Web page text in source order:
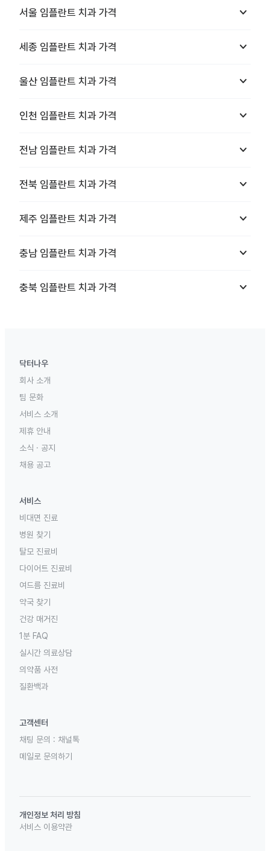
서울 임플란트 치과 가격 keyboard_arrow_down
세종 임플란트 치과 가격 keyboard_arrow_down
울산 임플란트 치과 가격 keyboard_arrow_down
인천 임플란트 치과 가격 keyboard_arrow_down
전남 임플란트 치과 가격 keyboard_arrow_down
전북 임플란트 치과 가격 keyboard_arrow_down
제주 임플란트 치과 가격 keyboard_arrow_down
충남 임플란트 치과 가격 keyboard_arrow_down
충북 임플란트 치과 가격 keyboard_arrow_down
닥터나우
회사 소개
팀 문화
서비스 소개
제휴 안내
소식 · 공지
채용 공고
서비스
비대면 진료
병원 찾기
탈모 진료비
다이어트 진료비
여드름 진료비
약국 찾기
건강 매거진
1분 FAQ
실시간 의료상담
의약품 사전
질환백과
고객센터
채팅 문의 : 채널톡
메일로 문의하기
개인정보 처리 방침
서비스 이용약관